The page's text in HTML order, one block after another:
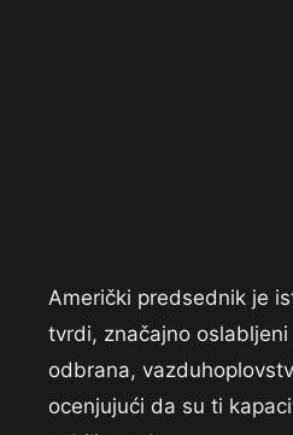
Američki predsednik je
tvrdi, značajno
odbrana,
ocenjujući da su ti